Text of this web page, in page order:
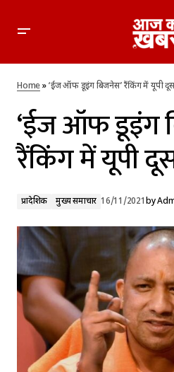
‘ईज ऑफ डूइंग बिजनेस’ रैंकिंग
Home»‘ईज ऑफ डूइंग बिजनेस’ रैंकिंग में यूपी
‘ईज ऑफ डूइंग
रैंकिंग में यूपी
प्रादेशिक मुख्य समाचार 16/11/2021by